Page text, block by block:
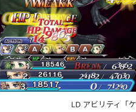
LD アビリティ「